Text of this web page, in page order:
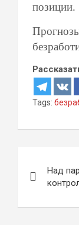
позиции.
Tags:
по
Над